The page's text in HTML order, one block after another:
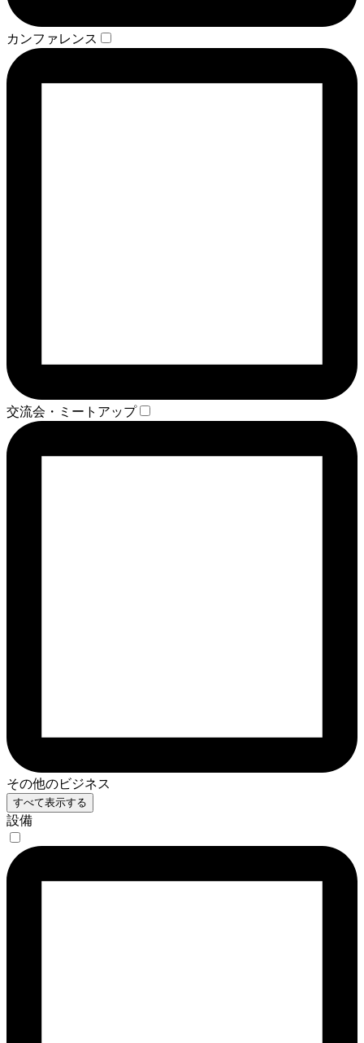
カンファレンス
交流会・ミートアップ
その他のビジネス
すべて表示する
設備